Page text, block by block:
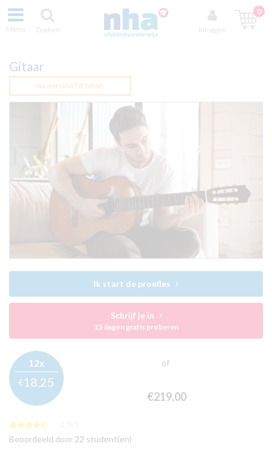
Menu Zoeken Inloggen
0
Gitaar
Nú met GRATIS tablet
Ik start de proefles
Schrijf je in
15 dagen gratis proberen
12x
€18, 25
of
€219,00
4.7
Beoordeeld door 22 student(en)